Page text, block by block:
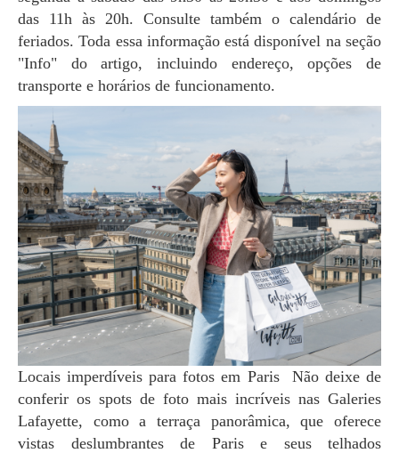
das 11h às 20h. Consulte também o calendário de
feriados. Toda essa informação está disponível na seção
"Info" do artigo, incluindo endereço, opções de
transporte e horários de funcionamento.
Locais imperdíveis para fotos em Paris Não deixe de
conferir os spots de foto mais incríveis nas Galeries
Lafayette, como a terraça panorâmica, que oferece
vistas deslumbrantes de Paris e seus telhados